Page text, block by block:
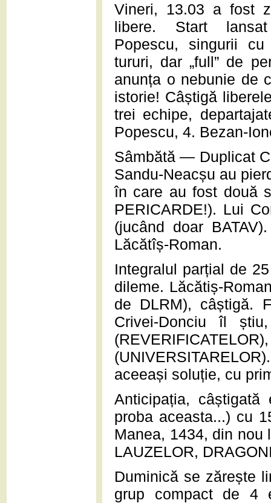
Vineri, 13.03 a fost
libere. Start
Popescu, singurii
tururi, dar „full” de
anunța o nebunie de
istorie! Câștigă
trei echipe,
Popescu, 4. Bezan-
Sâmbătă — Duplicat
Sandu-Neacșu au
în care au fost două
PERICARDE!). Lui
(jucând doar
Lăcătîș-Roman.
Integralul parțial de
dileme. Lăcătiș-
de DLRM), câștigă.
Crivei-Donciu îl
aceeași soluție, cu
Anticipația,
proba aceasta...) cu
Manea, 1434, din nou
LAUZELOR,
Duminică se zărește
grup compact de 4